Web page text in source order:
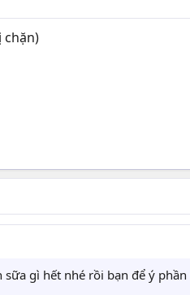
chặn)
gì hết nhé rồi bạn để ý phần